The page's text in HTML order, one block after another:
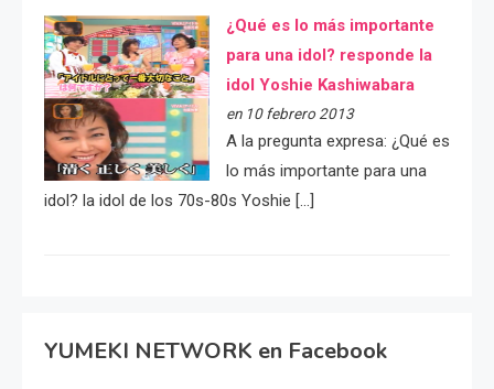
¿Qué es lo más importante
para una idol? responde la
idol Yoshie Kashiwabara
en 10 febrero 2013
A la pregunta expresa: ¿Qué es
lo más importante para una
idol? la idol de los 70s-80s Yoshie […]
YUMEKI NETWORK en Facebook